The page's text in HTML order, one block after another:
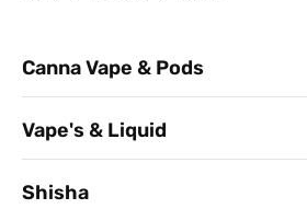
Canna Vape & Pods
Vape's & Liquid
Shisha